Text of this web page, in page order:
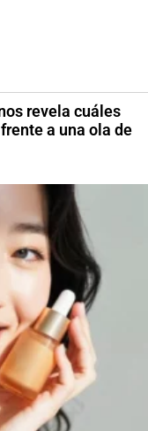
revela cuáles
a una ola de